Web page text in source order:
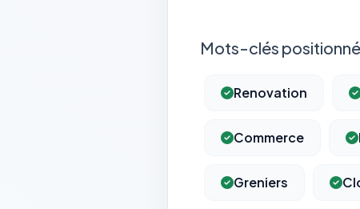
Mots-clés
Renovation
Commerce
Greniers